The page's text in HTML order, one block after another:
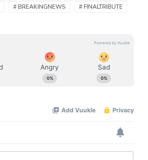
# BREAKINGNEWS
# FINALTRIBUTE